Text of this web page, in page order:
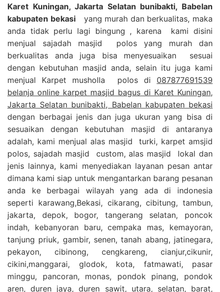
Karet Kuningan, Jakarta Selatan bunibakti, Babelan
kabupaten bekasiyang murah dan berkualitas, maka
anda tidak perlu lagi bingung , karena kami disini
menjual sajadah masjid polos yang murah dan
berkualitas anda juga bisa menyesuaikan sesuai
dengan kebutuhan masjid anda, selain itu juga kami
menjual Karpet musholla polos di 087877691539
belanja online karpet masjid bagus di Karet Kuningan,
Jakarta Selatan bunibakti, Babelan kabupaten bekasi
dengan berbagai jenis dan juga ukuran yang bisa di
sesuaikan dengan kebutuhan masjid di antaranya
adalah, kami menjual alas masjid turki, karpet amsjid
polos, sajadah masjid custom, alas masjid lokal dan
jenis lainnya, kami menyediakan layanan pesan antar
dimana kami siap untuk mengantarkan barang pesanan
anda ke berbagai wilayah yang ada di indonesia
seperti karawang,Bekasi, cikarang, cibitung, tambun,
jakarta, depok, bogor, tangerang selatan, poncok
indah, kebanyoran baru, cempaka mas, kemayoran,
tanjung priuk, gambir, senen, tanah abang, jatinegara,
pekayon, cibinong, cengkareng, cianjur,cikunir,
cikini,manggarai, glodok, kota, fatmawati, pasar
minggu, pancoran, monas, pondok pinang, pondok
aren, duren jaya, duren sawit, utara, selatan, barat,